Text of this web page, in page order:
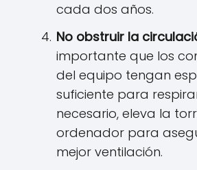
cada dos años.
No obstruir la
importante que los
del equipo tengan
suficiente para
necesario, eleva la
ordenador para
mejor ventilación.